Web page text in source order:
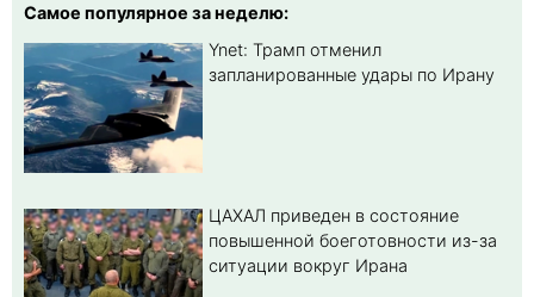
Самое популярное за неделю:
Ynet: Трамп отменил
запланированные удары по Ирану
ЦАХАЛ приведен в состояние
повышенной боеготовности из-за
ситуации вокруг Ирана